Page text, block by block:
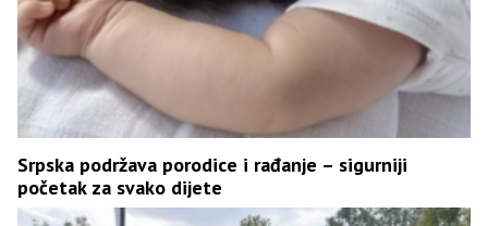
Srpska podržava porodice i rađanje – sigurniji
početak za svako dijete